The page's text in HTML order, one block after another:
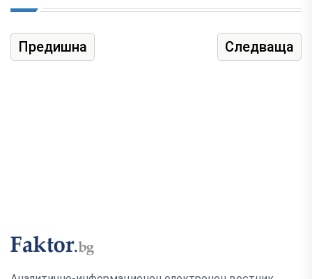
Предишна Следваща